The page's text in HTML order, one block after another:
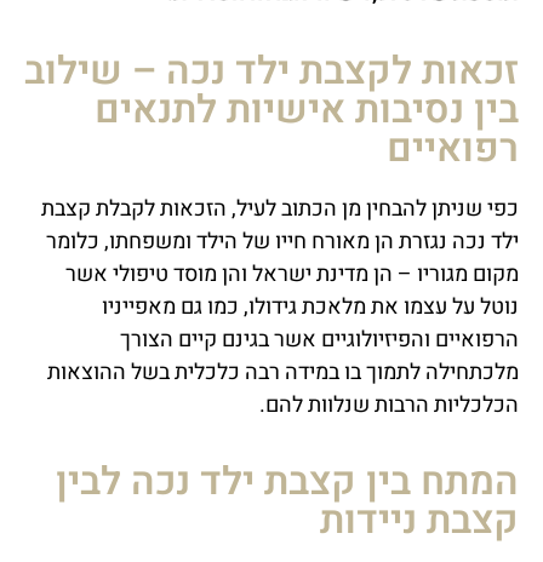
זכאות לקצבת ילד נכה – שילוב
בין נסיבות אישיות לתנאים
רפואיים
כפי שניתן להבחין מן הכתוב לעיל, הזכאות לקבלת קצבת
ילד נכה נגזרת הן מאורח חייו של הילד ומשפחתו, כלומר
מקום מגוריו – הן מדינת ישראל והן מוסד טיפולי אשר
נוטל על עצמו את מלאכת גידולו, כמו גם מאפייניו
הרפואיים והפיזיולוגיים אשר בגינם קיים הצורך
מלכתחילה לתמוך בו במידה רבה כלכלית בשל ההוצאות
הכלכליות הרבות שנלוות להם.
המתח בין קצבת ילד נכה לבין
קצבת ניידות